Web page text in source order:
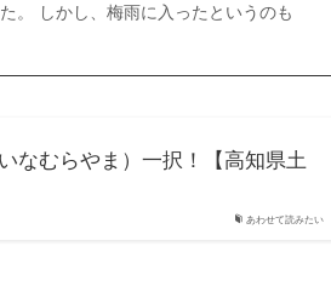
。 しかし、梅雨に入ったというのも
あわせて読みたい
なむらやま）一択！【高知県土